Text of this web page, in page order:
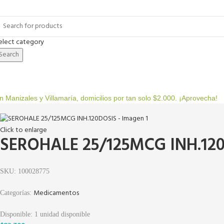
category
Manizales y Villamaría, domicilios por tan solo $2.000. ¡Aprovecha!
Click to enlarge
SEROHALE 25/125MCG
SKU: 100028775
Categorías: Medicamentos
Disponible: 1 unidad disponible